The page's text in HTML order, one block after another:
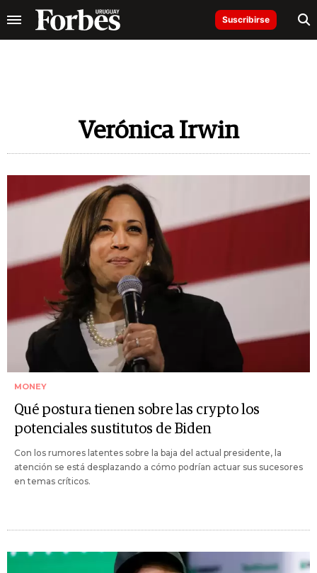
Suscribirse
Verónica Irwin
MONEY
Qué postura tienen sobre las crypto los
potenciales sustitutos de Biden
Con los rumores latentes sobre la baja del actual presidente, la
atención se está desplazando a cómo podrían actuar sus sucesores
en temas críticos.